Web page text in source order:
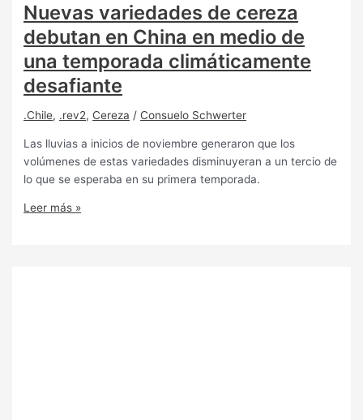
Nuevas variedades de cereza
debutan en China en medio de
una temporada climáticamente
desafiante
.Chile, .rev2, Cereza / Consuelo Schwerter
Las lluvias a inicios de noviembre generaron que los
volúmenes de estas variedades disminuyeran a un tercio de
lo que se esperaba en su primera temporada.
Leer más »